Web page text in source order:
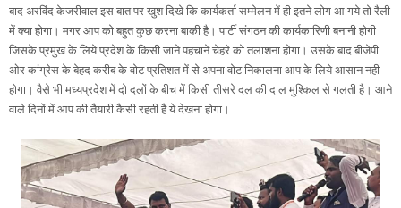
बाद अरविंद केजरीवाल इस बात पर खुश दिखे कि कार्यकर्ता सम्मेलन में ही इतने लोग आ गये तो रैली
में क्या होगा। मगर आप को बहुत कुछ करना बाकी है। पार्टी संगठन की कार्यकारिणी बनानी होगी
जिसके प्रमुख के लिये प्रदेश के किसी जाने पहचाने चेहरे को तलाशना होगा। उसके बाद बीजेपी
ओर कांग्रेस के बेहद करीब के वोट प्रतिशत में से अपना वोट निकालना आप के लिये आसान नही
होगा। वैसे भी मध्यप्रदेश में दो दलों के बीच में किसी तीसरे दल की दाल मुश्किल से गलती है। आने
वाले दिनों में आप की तैयारी कैसी रहती है ये देखना होगा।